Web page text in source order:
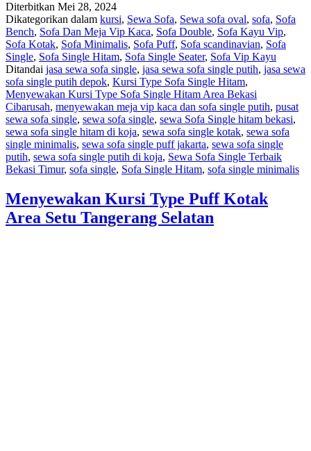
Sofa
Single
Hitam
Area
Bekasi
Cibarusah
Diterbitkan Mei 28, 2024
Dikategorikan dalam kursi, Sewa Sofa, Sewa sofa oval, sofa, Sofa
Bench, Sofa Dan Meja Vip Kaca, Sofa Double, Sofa Kayu Vip,
Sofa Kotak, Sofa Minimalis, Sofa Puff, Sofa scandinavian, Sofa
Single, Sofa Single Hitam, Sofa Single Seater, Sofa Vip Kayu
Ditandai jasa sewa sofa single, jasa sewa sofa single putih, jasa sewa
sofa single putih depok, Kursi Type Sofa Single Hitam,
Menyewakan Kursi Type Sofa Single Hitam Area Bekasi
Cibarusah, menyewakan meja vip kaca dan sofa single putih, pusat
sewa sofa single, sewa sofa single, sewa Sofa Single hitam bekasi,
sewa sofa single hitam di koja, sewa sofa single kotak, sewa sofa
single minimalis, sewa sofa single puff jakarta, sewa sofa single
putih, sewa sofa single putih di koja, Sewa Sofa Single Terbaik
Bekasi Timur, sofa single, Sofa Single Hitam, sofa single minimalis
Menyewakan Kursi Type Puff Kotak
Area Setu Tangerang Selatan